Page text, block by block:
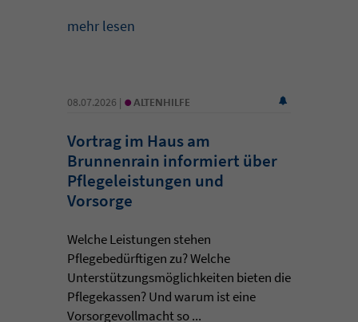
mehr lesen
08.07.2026 | • ALTENHILFE
Vortrag im Haus am
Brunnenrain informiert über
Pflegeleistungen und
Vorsorge
Welche Leistungen stehen
Pflegebedürftigen zu? Welche
Unterstützungsmöglichkeiten bieten die
Pflegekassen? Und warum ist eine
Vorsorgevollmacht so ...